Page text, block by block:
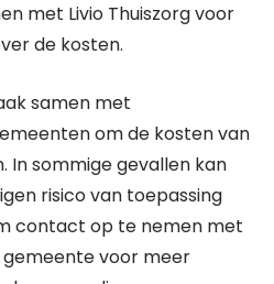
met Livio Thuiszorg voor
de kosten.
samen met
om de kosten van
In sommige gevallen kan
risico van toepassing
contact op te nemen met
voor meer